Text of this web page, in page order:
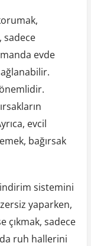
sadece
evde
evcil
bağırsak
sistemini
yaparken,
çıkmak, sadece
ruh hallerini